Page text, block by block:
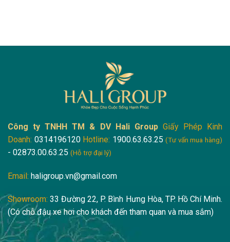
Công ty TNHH TM & DV Hali Group Giấy Phép Kinh
Doanh: 0314196120 Hotline: 1900.63.63.25 (Tư vấn mua hàng)
- 02873.00.63.25 (Hỗ trợ đại lý)
Email: haligroup.vn@gmail.com
Showroom: 33 Đường 22, P. Bình Hưng Hòa, TP. Hồ Chí Minh.
(Có chỗ đậu xe hơi cho khách đến tham quan và mua sắm)